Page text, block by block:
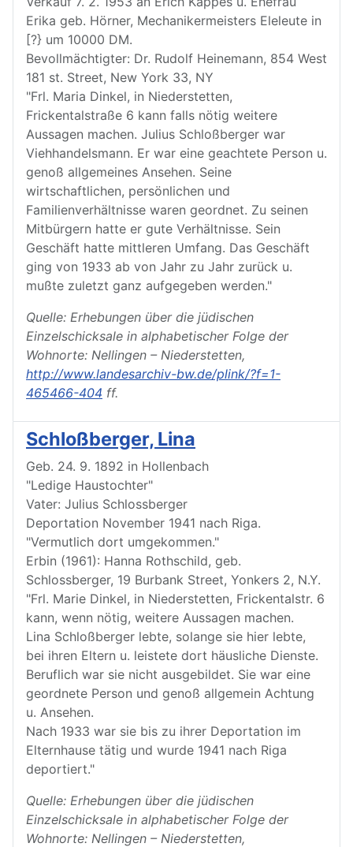
Erika geb. Hörner, Mechanikermeisters Eleleute in
[?} um 10000 DM.
Bevollmächtigter: Dr. Rudolf Heinemann, 854 West
181 st. Street, New York 33, NY
"Frl. Maria Dinkel, in Niederstetten,
Frickentalstraße 6 kann falls nötig weitere
Aussagen machen. Julius Schloßberger war
Viehhandelsmann. Er war eine geachtete Person u.
genoß allgemeines Ansehen. Seine
wirtschaftlichen, persönlichen und
Familienverhältnisse waren geordnet. Zu seinen
Mitbürgern hatte er gute Verhältnisse. Sein
Geschäft hatte mittleren Umfang. Das Geschäft
ging von 1933 ab von Jahr zu Jahr zurück u.
mußte zuletzt ganz aufgegeben werden."
Quelle: Erhebungen über die jüdischen
Einzelschicksale in alphabetischer Folge der
Wohnorte: Nellingen – Niederstetten,
http://www.landesarchiv-bw.de/plink/?f=1-
465466-404 ff.
Schloßberger, Lina
Geb. 24. 9. 1892 in Hollenbach
"Ledige Haustochter"
Vater: Julius Schlossberger
Deportation November 1941 nach Riga.
"Vermutlich dort umgekommen."
Erbin (1961): Hanna Rothschild, geb.
Schlossberger, 19 Burbank Street, Yonkers 2, N.Y.
"Frl. Marie Dinkel, in Niederstetten, Frickentalstr. 6
kann, wenn nötig, weitere Aussagen machen.
Lina Schloßberger lebte, solange sie hier lebte,
bei ihren Eltern u. leistete dort häusliche Dienste.
Beruflich war sie nicht ausgebildet. Sie war eine
geordnete Person und genoß allgemein Achtung
u. Ansehen.
Nach 1933 war sie bis zu ihrer Deportation im
Elternhause tätig und wurde 1941 nach Riga
deportiert."
Quelle: Erhebungen über die jüdischen
Einzelschicksale in alphabetischer Folge der
Wohnorte: Nellingen – Niederstetten,